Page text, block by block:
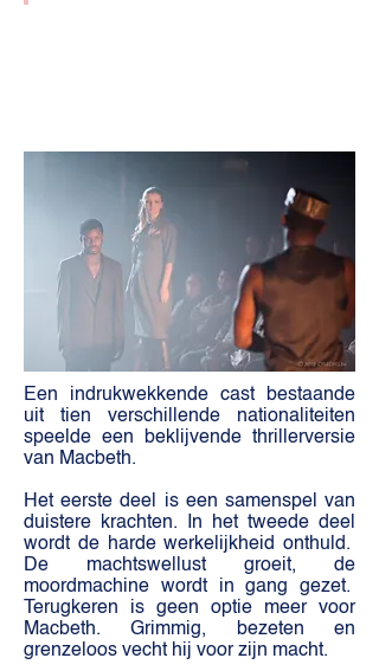
Een indrukwekkende cast bestaande
uit tien verschillende nationaliteiten
speelde een beklijvende thrillerversie
van Macbeth. ​
Het eerste deel is een samenspel van
duistere krachten. In het tweede deel
wordt de harde werkelijkheid onthuld.
De machtswellust groeit, de
moordmachine wordt in gang gezet.
Terugkeren is geen optie meer voor
Macbeth. Grimmig, bezeten en
grenzeloos vecht hij voor zijn macht.